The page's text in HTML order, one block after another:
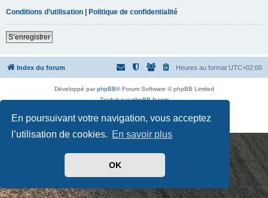
En poursuivant votre navigation, vous acceptez
l’utilisation de cookies. En savoir plus
OK
Conditions d’utilisation | Politique de confidentialité
S’enregistrer
Index du forum Heures au format UTC+02:00
Développé parphpBB® Forum Software © phpBB Limited
Traduit parphpBB-fr.com
Confidentialité| Conditions